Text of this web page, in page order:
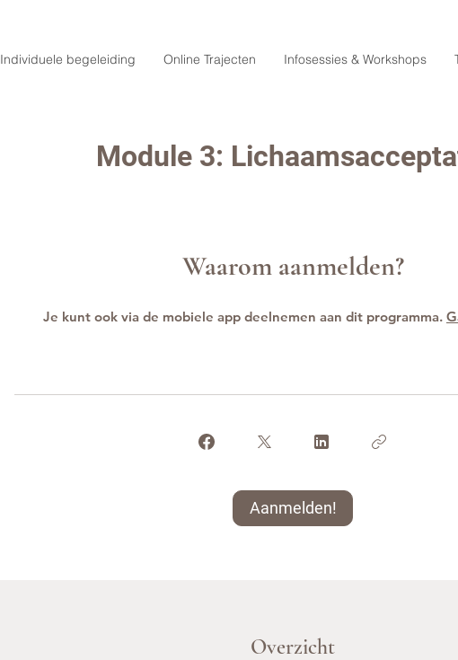
Individuele begeleiding Online Trajecten Infosessies & Workshops
Module 3:
Waarom aanmelden?
Je kunt ook via de mobiele app deelnemen aan dit programma.
Aanmelden!
Overzicht